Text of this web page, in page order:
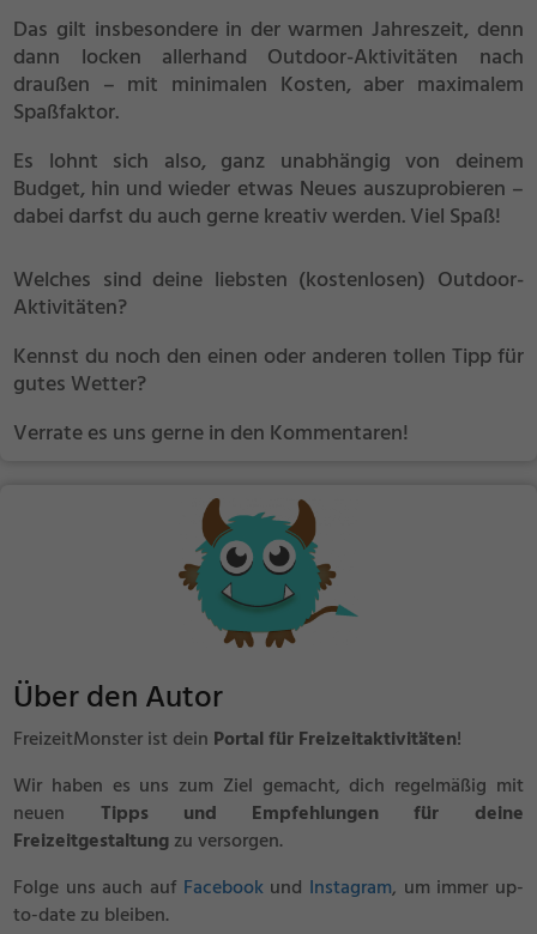
Das gilt insbesondere in der warmen Jahreszeit, denn
dann locken allerhand Outdoor-Aktivitäten nach
draußen – mit minimalen Kosten, aber maximalem
Spaßfaktor.
Es lohnt sich also, ganz unabhängig von deinem
Budget, hin und wieder etwas Neues auszuprobieren –
dabei darfst du auch gerne kreativ werden. Viel Spaß!
Welches sind deine liebsten (kostenlosen) Outdoor-
Aktivitäten?
Kennst du noch den einen oder anderen tollen Tipp für
gutes Wetter?
Verrate es uns gerne in den Kommentaren!
Über den Autor
FreizeitMonster ist dein Portal für Freizeitaktivitäten!
Wir haben es uns zum Ziel gemacht, dich regelmäßig mit
neuen Tipps und Empfehlungen für deine
Freizeitgestaltungzu versorgen.
Folge uns auch auf Facebookund Instagram, um immer up-
to-date zu bleiben.